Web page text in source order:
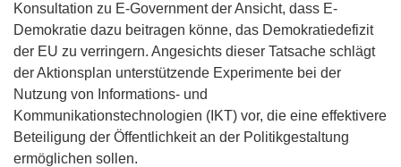
Konsultation zu E-Government der Ansicht, dass E-
Demokratie dazu beitragen könne, das Demokratiedefizit
der EU zu verringern. Angesichts dieser Tatsache schlägt
der Aktionsplan unterstützende Experimente bei der
Nutzung von Informations- und
Kommunikationstechnologien (IKT) vor, die eine effektivere
Beteiligung der Öffentlichkeit an der Politikgestaltung
ermöglichen sollen.